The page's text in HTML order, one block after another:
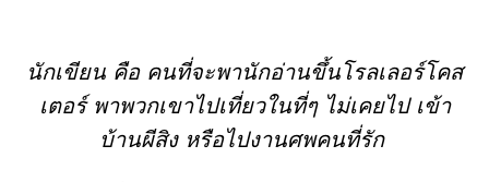
นักเขียน คือ คนที่จะพานักอ่านขึ้นโรลเลอร์โคส
เตอร์ พาพวกเขาไปเที่ยวในที่ๆ ไม่เคยไป เข้า
บ้านผีสิง หรือไปงานศพคนที่รัก